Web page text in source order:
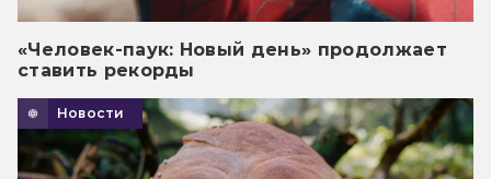
«Человек-паук: Новый день» продолжает
ставить рекорды
Новости